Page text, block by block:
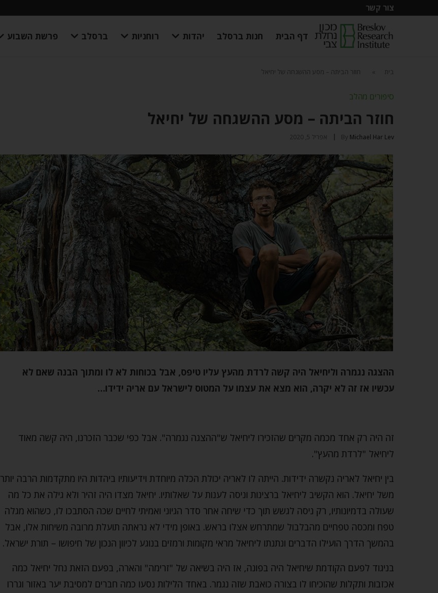
צור קשר
דף הבית חנות ברסלב יהדות רוחניות ברסלב פרשת השבוע
בית חוזר הביתה – מסע ההשגחה של יחיאל
סיפורים מהלב
חוזר הביתה – מסע ההשגחה של יחיאל
By Michael Har Lev אפריל 5, 2020
ההצגה נגמרה וליחיאל היה קשה לרדת מהעץ עליו טיפס, אבל בכוחות לא לו ומתוך הבנה שאם לא
עכשיו אז זה לא יקרה, הוא מצא את עצמו על המטוס לישראל עם אריה ידידו…
זה היה רק אחד מכמה מקרים שהזכירו ליחיאל ש"ההצגה נגמרה". אבל כפי שכבר הזכרנו, היה קשה מאוד
ליחיאל "לרדת מהעץ".
בין יחיאל לאריה נקשרה ידידות. הייתה לו לאריה יכולת הכלה מיוחדת וידיעותיו ביהדות היו מתקדמות הרבה יותר
משל יחיאל. הוא הקשיב ליחיאל ברצינות וניסה לענות על שאלותיו. יחיאל מצדו היה זהיר ולא גילה את כל מה
שעולה בדמיונותיו, רק ניסה לגשש תוך כדי שיחה אחר סדר הגיוני ואמיתי לחיים שכה הסתבכו לו, כשהוא מגלה
טפח ומכסה טפחיים מהבלבול שמתרחש אצלו בראש. באופן מידי לא נראתה תועלת מרובה משיחות אלו, אבל
בהמשך הדרך הועילו הדברים ונתנתו ליחיאל מראי מקומות ורמזים בנוגע לכיוון הנכון של חיפושו – תורת ישראל.
בניגוד לפעם הקודמת שיחיאל היה בפונה, אז היה בשיאה של "זרימה" והארה, בפעם הזאת נחל יחיאל כמה
אכזבות ותקלות שהוכיחו לו בצורה כואבת שזה נגמר. באחד הלילות נסעו כמה חברים למסיבת יער באזור וגררו